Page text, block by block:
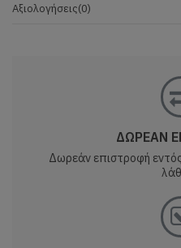
Αξιολογήσεις(0)
ΔΩΡΕΑΝ
Δωρεάν επιστροφή